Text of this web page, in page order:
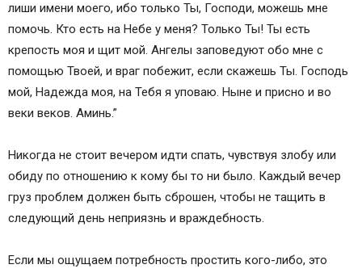
лиши имени моего, ибо только Ты, Господи, можешь мне
помочь. Кто есть на Небе у меня? Только Ты! Ты есть
крепость моя и щит мой. Ангелы заповедуют обо мне с
помощью Твоей, и враг побежит, если скажешь Ты. Господь
мой, Надежда моя, на Тебя я уповаю. Ныне и присно и во
веки веков. Аминь.”
Никогда не стоит вечером идти спать, чувствуя злобу или
обиду по отношению к кому бы то ни было. Каждый вечер
груз проблем должен быть сброшен, чтобы не тащить в
следующий день неприязнь и враждебность.
Если мы ощущаем потребность простить кого-либо, это